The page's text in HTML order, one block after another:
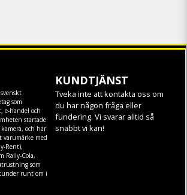
som
e-handel och
startade
och har
med
Rent),
Rally-Cola,
som
runt om i
KUNDTJÄNST
Tveka inte att kontakta oss om
du har någon fråga eller
fundering. Vi svarar alltid så
snabbt vi kan!